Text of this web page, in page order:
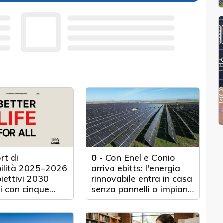
di
2025–2026
2030
con cinque
0 - Con Enel e Conio
arriva ebitts: l'energia
rinnovabile entra in casa
senza pannelli o impianti
fisici